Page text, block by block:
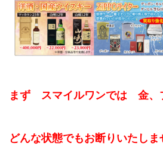
まず スマイルワンでは 金、
どんな状態でもお断りいたしま